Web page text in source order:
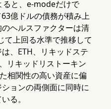
ると、e-modeだけで
億ドルの債務が積み上
ヘルスファクターは清
て上回る水準で推移して
、ETH、リキッドステ
リキッドリストーキン
相関性の高い資産に偏
ョンの両側面に同時に
る。